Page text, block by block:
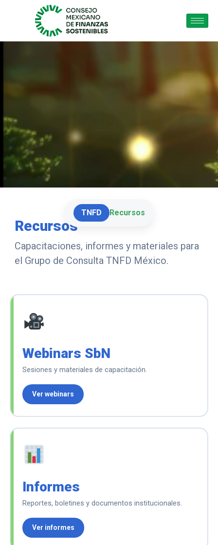
TNFD Recursos
Recursos
Capacitaciones, informes y materiales para
el Grupo de Consulta TNFD México.
Webinars SbN
Sesiones y materiales de capacitación.
Ver webinars
Informes
Reportes, boletines y documentos institucionales.
Ver informes